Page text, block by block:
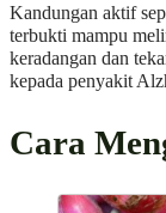
Kandungan aktif
terbukti mampu
keradangan dan
kepada penyakit
Cara